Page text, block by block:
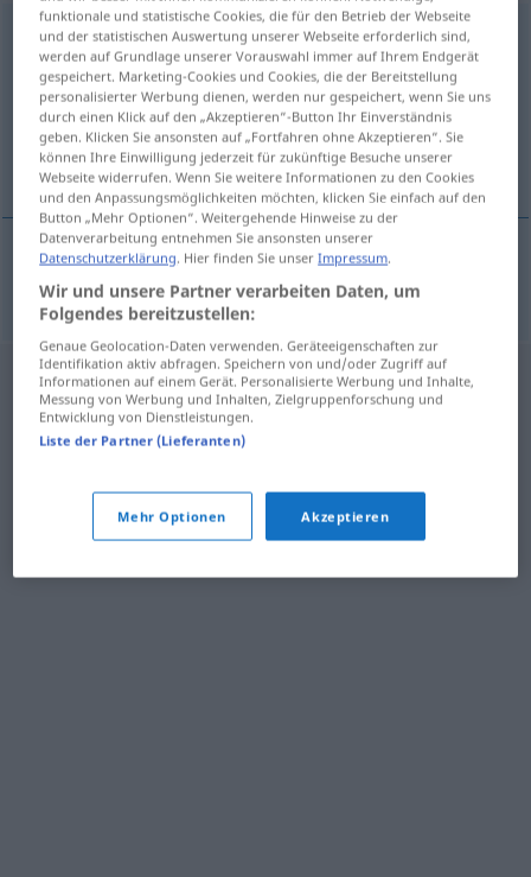
Rasiermessern
Übersicht aller Übersetzungen
(Für mehr Details die Übersetzung anklicken/antippen)
ustura
ustura Rasiermesser
funktionale und statistische Cookies, die für den Betrieb der Webseite
und der statistischen Auswertung unserer Webseite erforderlich sind,
werden auf Grundlage unserer Vorauswahl immer auf Ihrem Endgerät
gespeichert. Marketing-Cookies und Cookies, die der Bereitstellung
personalisierter Werbung dienen, werden nur gespeichert, wenn Sie uns
durch einen Klick auf den „Akzeptieren“-Button Ihr Einverständnis
geben. Klicken Sie ansonsten auf „Fortfahren ohne Akzeptieren“. Sie
können Ihre Einwilligung jederzeit für zukünftige Besuche unserer
Webseite widerrufen. Wenn Sie weitere Informationen zu den Cookies
und den Anpassungsmöglichkeiten möchten, klicken Sie einfach auf den
Button „Mehr Optionen“. Weitergehende Hinweise zu der
Datenverarbeitung entnehmen Sie ansonsten unserer
Datenschutzerklärung. Hier finden Sie unserImpressum.
Wir und unsere Partner verarbeiten Daten, um
Folgendes bereitzustellen:
Genaue Geolocation-Daten verwenden. Geräteeigenschaften zur
Identifikation aktiv abfragen. Speichern von und/oder Zugriff auf
Informationen auf einem Gerät. Personalisierte Werbung und Inhalte,
Messung von Werbung und Inhalten, Zielgruppenforschung und
Entwicklung von Dienstleistungen.
Liste der Partner (Lieferanten)
Mehr Optionen Akzeptieren